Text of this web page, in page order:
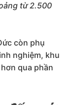
từ 2.500
còn phụ
nghiệm, khu
qua phần